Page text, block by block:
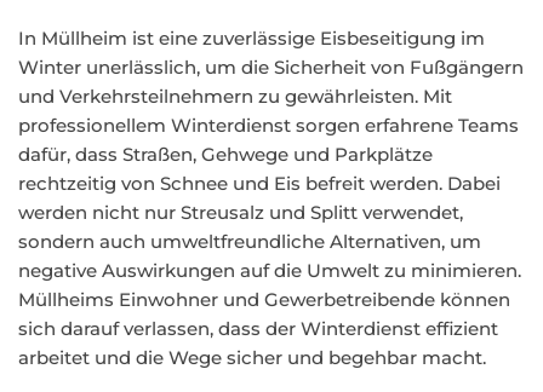
In Müllheim ist eine zuverlässige Eisbeseitigung im
Winter unerlässlich, um die Sicherheit von Fußgängern
und Verkehrsteilnehmern zu gewährleisten. Mit
professionellem Winterdienst sorgen erfahrene Teams
dafür, dass Straßen, Gehwege und Parkplätze
rechtzeitig von Schnee und Eis befreit werden. Dabei
werden nicht nur Streusalz und Splitt verwendet,
sondern auch umweltfreundliche Alternativen, um
negative Auswirkungen auf die Umwelt zu minimieren.
Müllheims Einwohner und Gewerbetreibende können
sich darauf verlassen, dass der Winterdienst effizient
arbeitet und die Wege sicher und begehbar macht.